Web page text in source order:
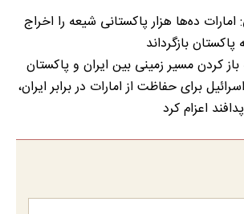
امارات ده‌ها هزار پاکستانی شیعه را اخراج
بازگرداند
کردن مسیر زمینی بین ایران و پاکستان
برای حفاظت از امارات در برابر ایران،
اعزام کرد